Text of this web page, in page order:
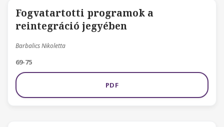
Fogvatartotti programok a
reintegráció jegyében
Barbalics Nikoletta
69-75
PDF